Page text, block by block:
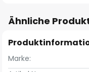
Ähnliche
Marke: